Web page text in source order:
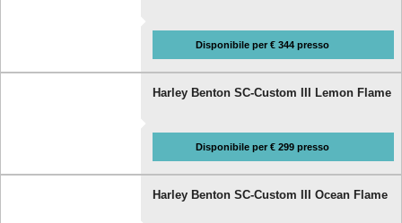
Disponibile per € 344 presso
Harley Benton SC-Custom III Lemon Flame
Disponibile per € 299 presso
Harley Benton SC-Custom III Ocean Flame